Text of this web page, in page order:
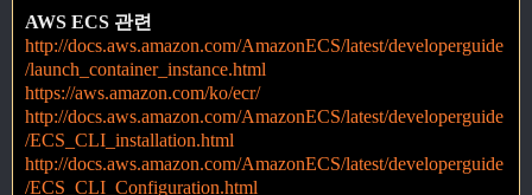
AWS ECS 관련
http://docs.aws.amazon.com/AmazonECS/latest/developerguide
/launch_container_instance.html
https://aws.amazon.com/ko/ecr/
http://docs.aws.amazon.com/AmazonECS/latest/developerguide
/ECS_CLI_installation.html
http://docs.aws.amazon.com/AmazonECS/latest/developerguide
/ECS_CLI_Configuration.html